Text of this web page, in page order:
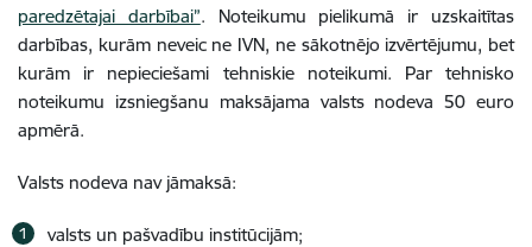
paredzētajai darbībai”. Noteikumu pielikumā ir uzskaitītas
darbības, kurām neveic ne IVN, ne sākotnējo izvērtējumu, bet
kurām ir nepieciešami tehniskie noteikumi. Par tehnisko
noteikumu izsniegšanu maksājama valsts nodeva 50 euro
apmērā.
Valsts nodeva nav jāmaksā:
valsts un pašvadību institūcijām;